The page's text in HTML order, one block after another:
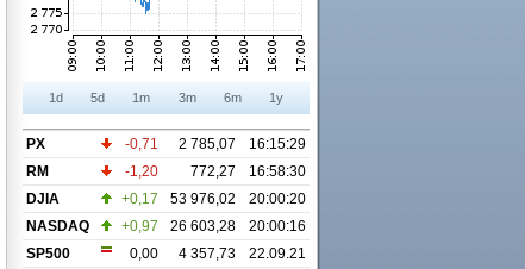
1d 5d 1m 3m 6m 1y
PX -0,71 2 785,07
16:15:29
RM
-1,20 772,27
16:58:30
DJIA
+0,17 53 976,02
20:00:20
NASDAQ
+0,97 26 603,28
20:00:16
SP500
0,00 4 357,73
22.09.21